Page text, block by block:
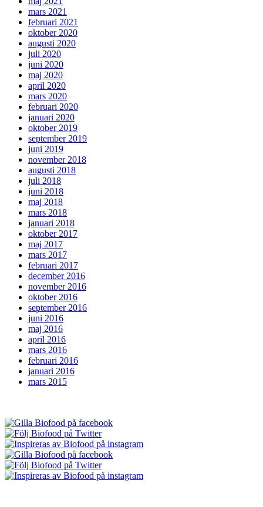
mars 2021
februari 2021
oktober 2020
augusti 2020
juli 2020
juni 2020
maj 2020
april 2020
mars 2020
februari 2020
januari 2020
oktober 2019
september 2019
juni 2019
november 2018
augusti 2018
juli 2018
juni 2018
maj 2018
mars 2018
januari 2018
oktober 2017
maj 2017
mars 2017
februari 2017
december 2016
november 2016
oktober 2016
september 2016
juni 2016
maj 2016
april 2016
mars 2016
februari 2016
januari 2016
mars 2015